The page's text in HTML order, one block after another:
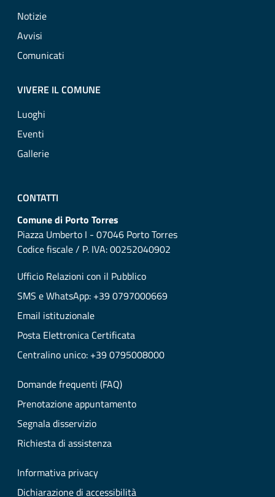
Notizie
Avvisi
Comunicati
VIVERE IL COMUNE
Luoghi
Eventi
Gallerie
CONTATTI
Comune di Porto Torres
Piazza Umberto I - 07046 Porto Torres
Codice fiscale / P. IVA: 00252040902
Ufficio Relazioni con il Pubblico
SMS e WhatsApp: +39 0797000669
Email istituzionale
Posta Elettronica Certificata
Centralino unico: +39 0795008000
Domande frequenti (FAQ)
Prenotazione appuntamento
Segnala disservizio
Richiesta di assistenza
Informativa privacy
Dichiarazione di accessibilità